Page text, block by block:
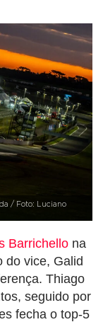
/ Foto: Luciano
Barrichello na
do vice, Galid
Thiago
seguido por
fecha o top-5